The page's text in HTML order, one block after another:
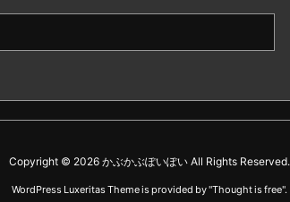
Copyright © 2026 かぶかぶぽいぽい All Rights Reserved.
WordPress Luxeritas Theme is provided by "Thought is free".